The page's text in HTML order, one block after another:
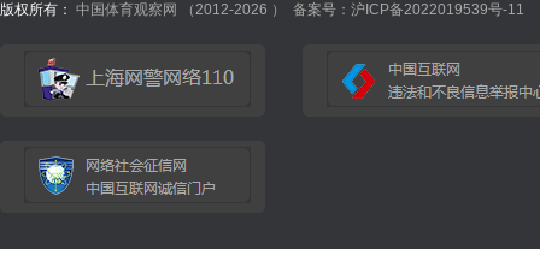
版权所有： 中国体育观察网 （2012-2026 ） 备案号：沪ICP备2022019539号-11